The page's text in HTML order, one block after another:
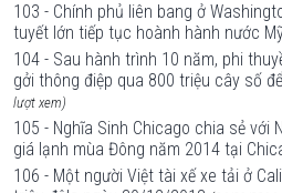
103 - Chính phủ liên bang ở
tuyết lớn tiếp tục hoành hành nước
104 - Sau hành trình 10 năm, phi
gởi thông điệp qua 800 triệu cây số
lượt xem)
105 - Nghĩa Sinh Chicago chia sẻ với
giá lạnh mùa Đông năm 2014 tại
106 - Một người Việt tài xế xe tải ở